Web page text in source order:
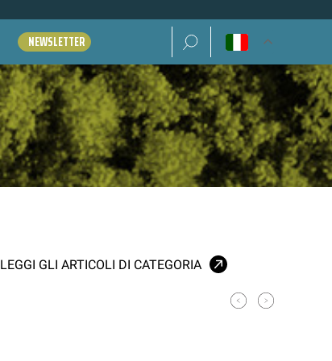
NEWSLETTER Ricerca per:
LEGGI GLI ARTICOLI DI CATEGORIA